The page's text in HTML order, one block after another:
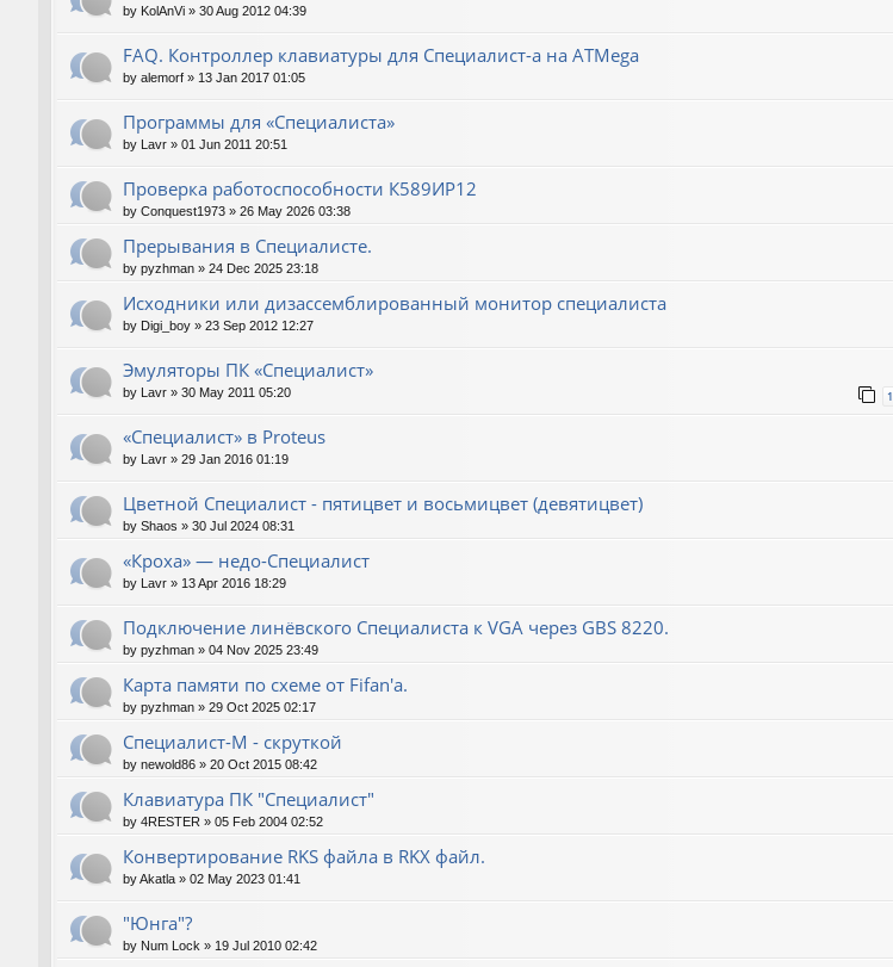
by KolAnVi » 30 Aug 2012 04:39
FAQ. Контроллер клавиатуры для Специалист-а на ATMega
by alemorf » 13 Jan 2017 01:05
Программы для «Специалиста»
by Lavr » 01 Jun 2011 20:51
Проверка работоспособности К589ИР12
by Conquest1973 » 26 May 2026 03:38
Прерывания в Специалисте.
by pyzhman » 24 Dec 2025 23:18
Исходники или дизассемблированный монитор специалиста
by Digi_boy » 23 Sep 2012 12:27
Эмуляторы ПК «Специалист»
by Lavr » 30 May 2011 05:20 1
«Специалист» в Proteus
by Lavr » 29 Jan 2016 01:19
Цветной Специалист - пятицвет и восьмицвет (девятицвет)
by Shaos » 30 Jul 2024 08:31
«Кроха» — недо-Специалист
by Lavr » 13 Apr 2016 18:29
Подключение линёвского Специалиста к VGA через GBS 8220.
by pyzhman » 04 Nov 2025 23:49
Карта памяти по схеме от Fifan'a.
by pyzhman » 29 Oct 2025 02:17
Специалист-М - скруткой
by newold86 » 20 Oct 2015 08:42
Клавиатура ПК "Специалист"
by 4RESTER » 05 Feb 2004 02:52
Конвертирование RKS файла в RKX файл.
byAkatla » 02 May 2023 01:41
"Юнга"?
by Num Lock » 19 Jul 2010 02:42